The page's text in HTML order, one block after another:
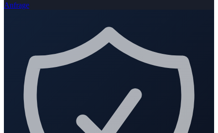
Anfrage